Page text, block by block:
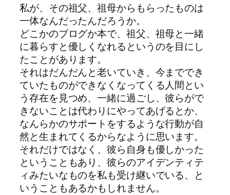
私が、その祖父、祖母からもらったものは
一体なんだったんだろうか。
どこかのブログか本で、祖父、祖母と一緒
に暮らすと優しくなれるというのを目にし
たことがあります。
それはだんだんと老いていき、今まででき
ていたものができなくなってくる人間とい
う存在を見つめ、一緒に過ごし、彼らがで
きないことは代わりにやってあげるとか、
なんらかのサポートをするような行動が自
然と生まれてくるからなように思います。
それだけではなく、彼ら自身も優しかった
ということもあり、彼らのアイデンティテ
ィみたいなものを私も受け継いでいる、と
いうこともあるかもしれません。